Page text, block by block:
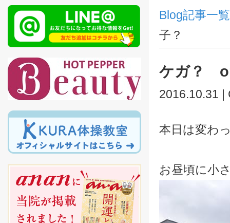
Blog記事一覧
子？
ケガ？
2016.10.31
本日は変わ
お昼頃に小